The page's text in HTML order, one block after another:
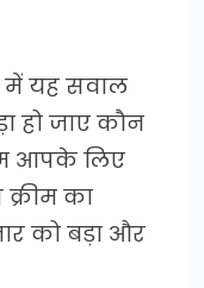
यह सवाल
हो जाए कौन
आपके लिए
का
को बड़ा और